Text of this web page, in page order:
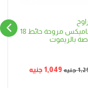
ساميكس مروحة حائط 18
بالريموت
جنيه 1,049جنيه